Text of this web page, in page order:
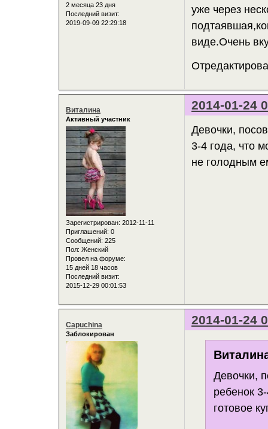
2 месяца 23 дня
Последний визит:
2019-09-09 22:29:18
уже через
виде.Очень
2014-01-24
Виталина
Активный участник
Зарегистрирован: 2012-11-11
Приглашений: 0
Сообщений: 225
Пол: Женский
Провел на форуме:
15 дней 18 часов
Последний визит:
2015-12-29 00:01:53
Девочки,
3-4 года, что
не голодным
2014-01-24
Capuchina
Заблокирован
Девочки,
ребенок
готовое